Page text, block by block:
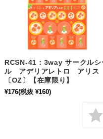
RCSN-41：3way サークルシ
ル アデリアレトロ アリス
〔OZ〕【在庫限り】
¥176(税抜 ¥160)